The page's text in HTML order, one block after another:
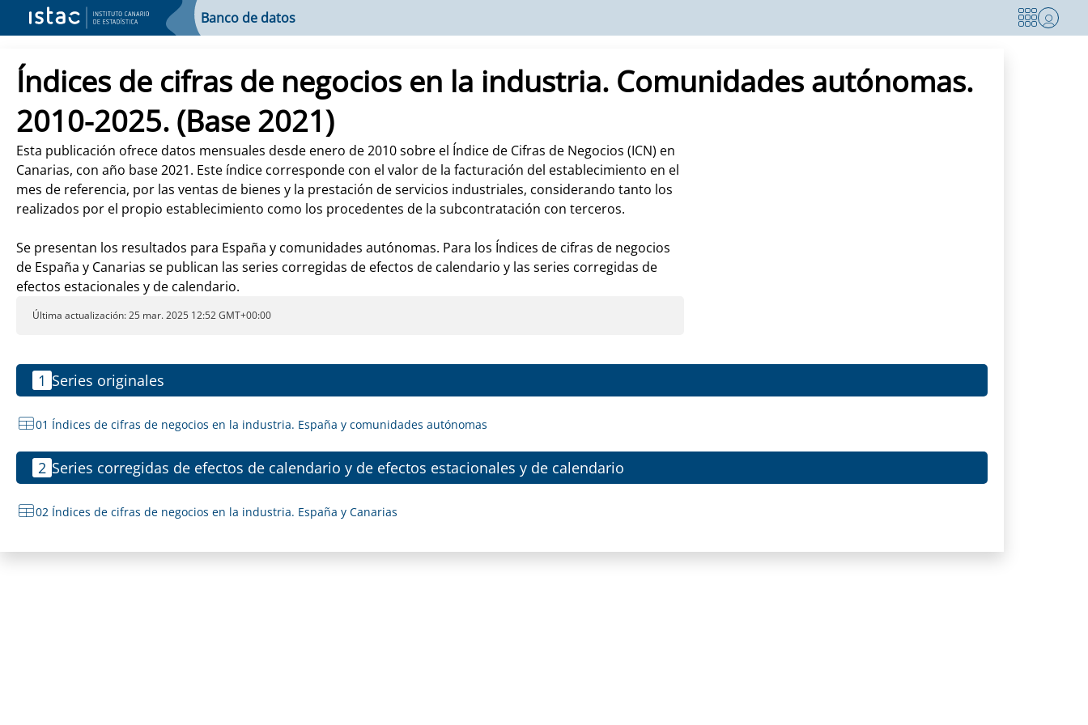
Banco de datos
Índices de cifras de negocios en la industria. Comunidades autónomas.
2010-2025. (Base 2021)
Esta publicación ofrece datos mensuales desde enero de 2010 sobre el Índice de Cifras de Negocios (ICN) en
Canarias, con año base 2021. Este índice corresponde con el valor de la facturación del establecimiento en el
mes de referencia, por las ventas de bienes y la prestación de servicios industriales, considerando tanto los
realizados por el propio establecimiento como los procedentes de la subcontratación con terceros.
Se presentan los resultados para España y comunidades autónomas. Para los Índices de cifras de negocios
de España y Canarias se publican las series corregidas de efectos de calendario y las series corregidas de
efectos estacionales y de calendario.
Última actualización: 25 mar. 2025 12:52 GMT+00:00
1 Series originales
01 Índices de cifras de negocios en la industria. España y comunidades autónomas
2 Series corregidas de efectos de calendario y de efectos estacionales y de calendario
02 Índices de cifras de negocios en la industria. España y Canarias